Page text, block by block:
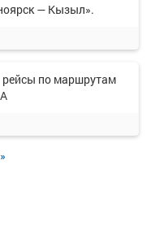
— Кызыл».
рейсы по маршрутам